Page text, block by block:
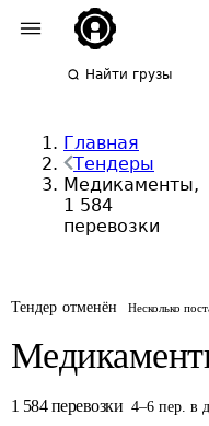
Найти грузы
Главная
Тендеры
Медикаменты,
1 584
перевозки
Тендер отменён Несколько
1 584 перевозки 4–6 пер. в